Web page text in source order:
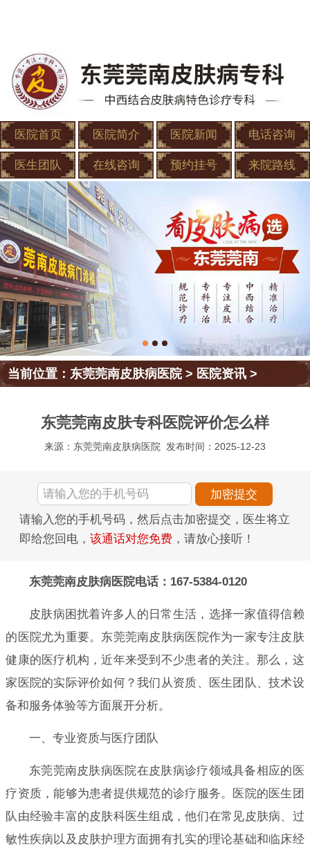
医院首页 医院简介 医院新闻 电话咨询
医生团队 在线咨询 预约挂号 来院路线
当前位置：东莞莞南皮肤病医院> 医院资讯 >
东莞莞南皮肤专科医院评价怎么样
来源：东莞莞南皮肤病医院 发布时间：2025-12-23
请输入您的手机号码，然后点击加密提交，医生将立
即给您回电， 该通话对您免费 ，请放心接听！
东莞莞南皮肤病医院电话：167-5384-0120
皮肤病困扰着许多人的日常生活，选择一家值得信赖
的医院尤为重要。东莞莞南皮肤病医院作为一家专注皮肤
健康的医疗机构，近年来受到不少患者的关注。那么，这
家医院的实际评价如何？我们从资质、医生团队、技术设
备和服务体验等方面展开分析。
一、专业资质与医疗团队
东莞莞南皮肤病医院在皮肤病诊疗领域具备相应的医
疗资质，能够为患者提供规范的诊疗服务。医院的医生团
队由经验丰富的皮肤科医生组成，他们在常见皮肤病、过
敏性疾病以及皮肤护理方面拥有扎实的理论基础和临床经